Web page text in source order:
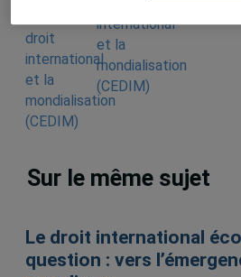
international
et la
mondialisation
(CEDIM)
Sur le même sujet
Le droit international
question : vers